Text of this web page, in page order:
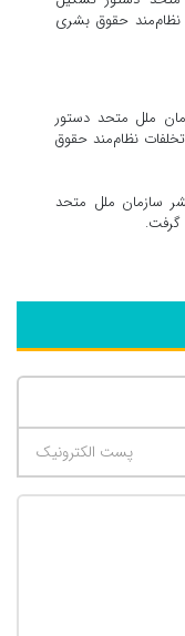
حقوق بشری
ملل متحد دستور
نظام‌مند حقوق
سازمان ملل متحد
گرفت.